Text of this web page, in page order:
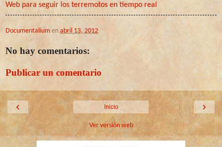
Web para seguir los terremotos en tiempo real
Documentalium en abril 13, 2012
No hay comentarios:
Publicar un comentario
‹ ›
Inicio
Ver versión web